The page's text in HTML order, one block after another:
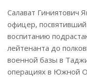
Салават Гиниятович
офицер,
воспитанию
лейтенанта до
военной базы в
операциях в Южной